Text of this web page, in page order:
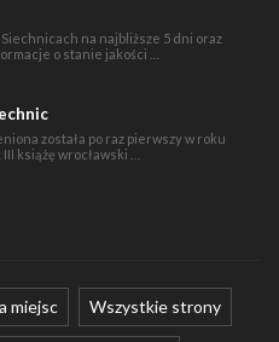
Siechnicach na najbliższe 5 dni oraz
o stanie jakości …
została po raz pierwszy w roku
książę wrocławski …
miejsc Wszystkie strony